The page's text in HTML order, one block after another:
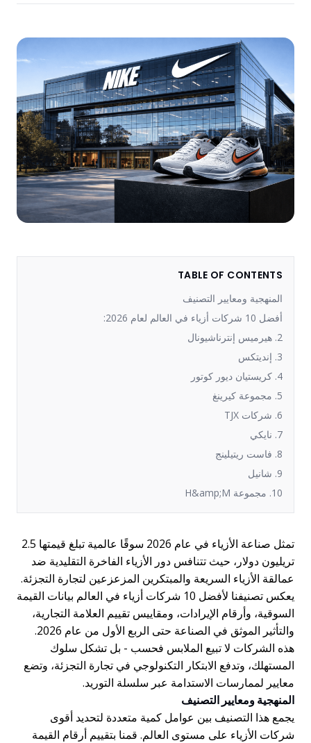
TABLE OF CONTENTS
المنهجية ومعايير التصنيف
أفضل 10 شركات أزياء في العالم لعام 2026:
2. هيرميس إنترناشيونال
3. إنديتكس
4. كريستيان ديور كوتور
5. مجموعة كيرينغ
6. شركات TJX
7. نايكي
8. فاست ريتيلينج
9. شانيل
10. مجموعة H&amp;M
تمثل صناعة الأزياء في عام 2026 سوقًا عالمية تبلغ قيمتها 2.5
تريليون دولار، حيث تتنافس دور الأزياء الفاخرة التقليدية ضد
عمالقة الأزياء السريعة والمبتكرين المزعزعين لتجارة التجزئة.
يعكس تصنيفنا لأفضل 10 شركات أزياء في العالم بيانات القيمة
السوقية، وأرقام الإيرادات، ومقاييس تقييم العلامة التجارية،
والتأثير الموثق في الصناعة حتى الربع الأول من عام 2026.
هذه الشركات لا تبيع الملابس فحسب - بل تشكل سلوك
المستهلك، وتدفع الابتكار التكنولوجي في تجارة التجزئة، وتضع
معايير لممارسات الاستدامة عبر سلسلة التوريد.
المنهجية ومعايير التصنيف
يجمع هذا التصنيف بين عوامل كمية متعددة لتحديد أقوى
شركات الأزياء على مستوى العالم. قمنا بتقييم أرقام القيمة